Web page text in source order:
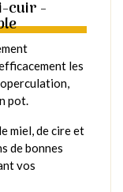
cuir -
les
pot.
miel, de cire et
de bonnes
vos